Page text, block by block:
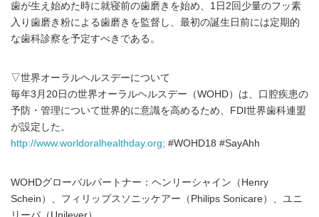
歯が生え始めた時に就寝前の歯磨きを始め、1日2回少量のフッ素
入り歯磨き粉による歯磨きを監督し、最初の誕生日前には定期的
な歯科診察を予定すべきである。
▽世界オーラルヘルスデーについて
毎年3月20日の世界オーラルヘルスデー（WOHD）は、口腔疾患の
予防・管理について世界的に意識を高めるため、FDI世界歯科連盟
が設定した。
http://www.worldoralhealthday.org; #WOHD18 #SayAhh
WOHDグローバルパートナー：ヘンリーシャイン（Henry
Schein）、フィリップスソニッケアー（Philips Sonicare）、ユニ